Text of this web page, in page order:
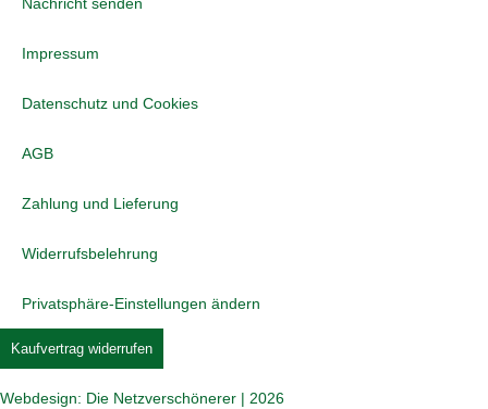
Nachricht senden
Impressum
Datenschutz und Cookies
AGB
Zahlung und Lieferung
Widerrufsbelehrung
Privatsphäre-Einstellungen ändern
Kaufvertrag widerrufen
Webdesign: Die Netzverschönerer | 2026